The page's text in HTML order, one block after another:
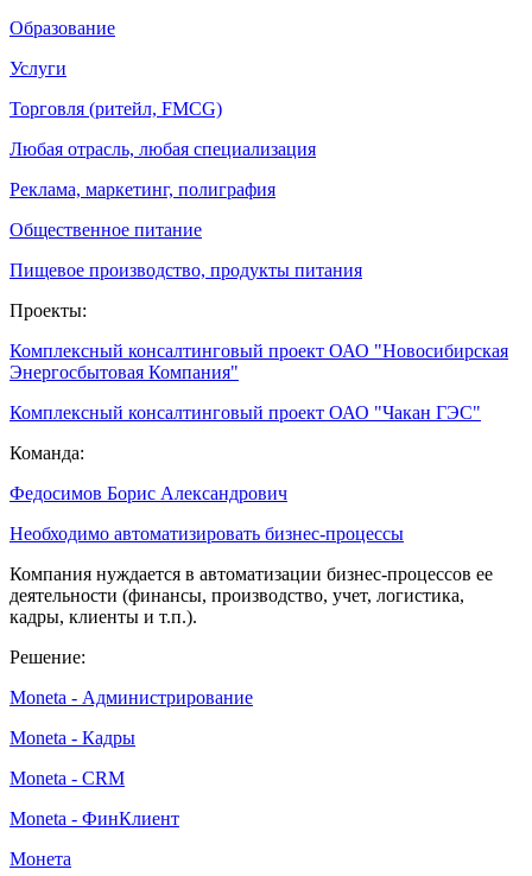
Образование
Услуги
Торговля (ритейл, FMCG)
Любая отрасль, любая специализация
Реклама, маркетинг, полиграфия
Общественное питание
Пищевое производство, продукты питания
Проекты:
Комплексный консалтинговый проект ОАО "Новосибирская
Энергосбытовая Компания"
Комплексный консалтинговый проект ОАО "Чакан ГЭС"
Команда:
Федосимов Борис Александрович
Необходимо автоматизировать бизнес-процессы
Компания нуждается в автоматизации бизнес-процессов ее
деятельности (финансы, производство, учет, логистика,
кадры, клиенты и т.п.).
Решение:
Moneta - Администрирование
Moneta - Кадры
Moneta - CRM
Moneta - ФинКлиент
Монета